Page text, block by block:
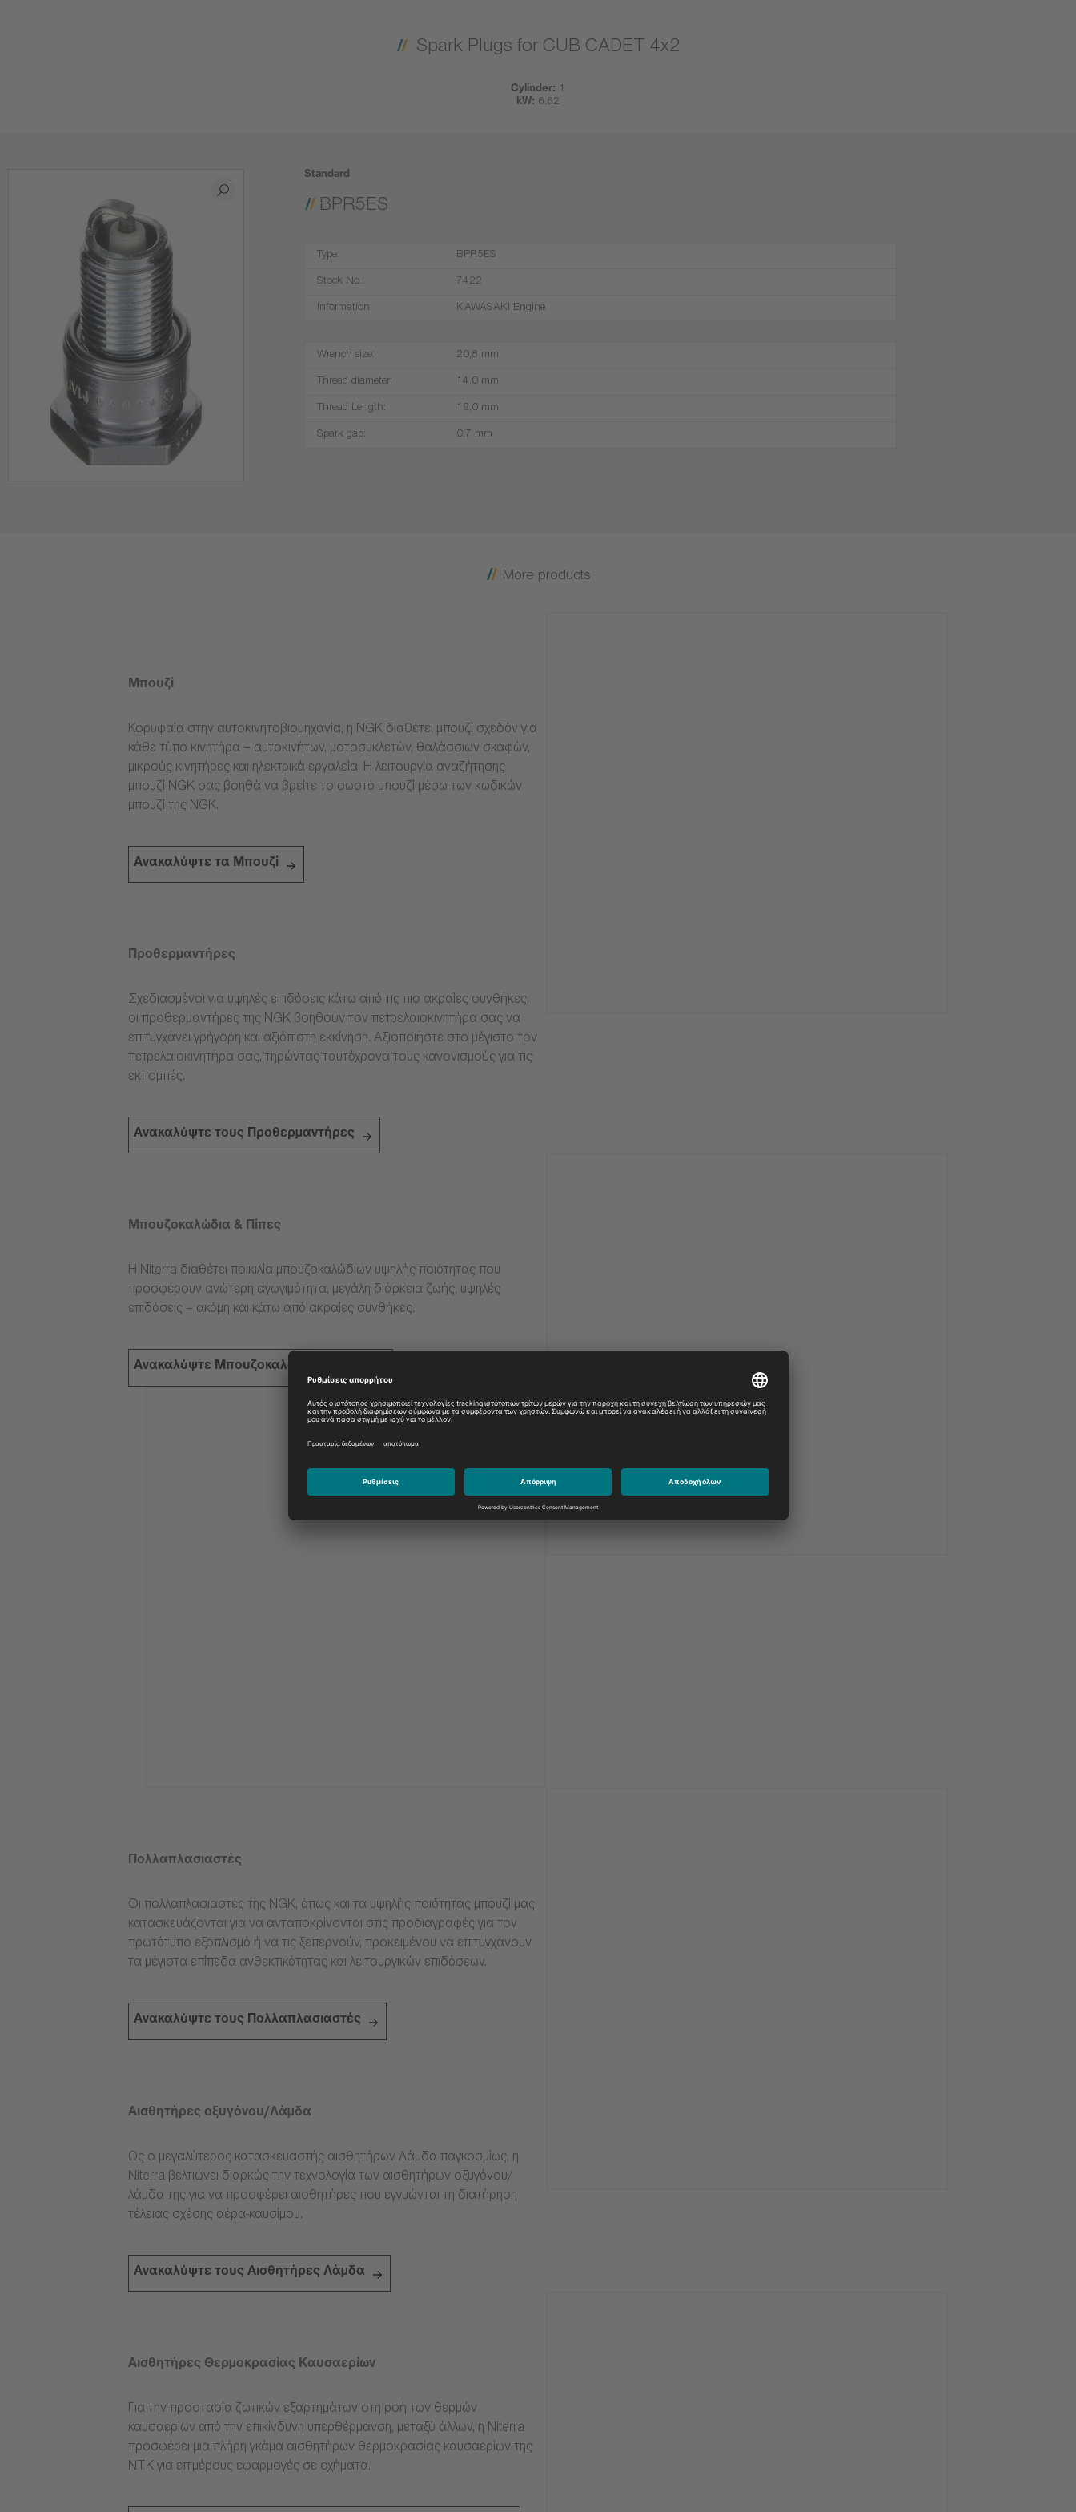
Spark Plugs for CUB CADET 4x2
Cylinder: 1
kW: 6.62
Standard
BPR5ES
Type: BPR5ES
Stock No.: 7422
Information: KAWASAKI Engine
Wrench size: 20,8 mm
Thread diameter: 14,0 mm
Thread Length: 19,0 mm
Spark gap: 0.7 mm
More products
Μπουζί
Κορυφαία στην αυτοκινητοβιομηχανία, η NGK διαθέτει μπουζί σχεδόν για
κάθε τύπο κινητήρα – αυτοκινήτων, μοτοσυκλετών, θαλάσσιων σκαφών,
μικρούς κινητήρες και ηλεκτρικά εργαλεία. Η λειτουργία αναζήτησης
μπουζί NGK σας βοηθά να βρείτε το σωστό μπουζί μέσω των κωδικών
μπουζί της NGK.
Ανακαλύψτε τα Μπουζί
Προθερμαντήρες
Σχεδιασμένοι για υψηλές επιδόσεις κάτω από τις πιο ακραίες συνθήκες,
οι προθερμαντήρες της NGK βοηθούν τον πετρελαιοκινητήρα σας να
επιτυγχάνει γρήγορη και αξιόπιστη εκκίνηση. Αξιοποιήστε στο μέγιστο τον
πετρελαιοκινητήρα σας, τηρώντας ταυτόχρονα τους κανονισμούς για τις
εκπομπές.
Ανακαλύψτε τους Προθερμαντήρες
Μπουζοκαλώδια & Πίπες
Η Niterra διαθέτει ποικιλία μπουζοκαλώδιων υψηλής ποιότητας που
προσφέρουν ανώτερη αγωγιμότητα, μεγάλη διάρκεια ζωής, υψηλές
επιδόσεις – ακόμη και κάτω από ακραίες συνθήκες.
Ανακαλύψτε Μπουζοκαλώδια & Πίπες
Πολλαπλασιαστές
Οι πολλαπλασιαστές της NGK, όπως και τα υψηλής ποιότητας μπουζί μας,
κατασκευάζονται για να ανταποκρίνονται στις προδιαγραφές για τον
πρωτότυπο εξοπλισμό ή να τις ξεπερνούν, προκειμένου να επιτυγχάνουν
τα μέγιστα επίπεδα ανθεκτικότητας και λειτουργικών επιδόσεων.
Ανακαλύψτε τους Πολλαπλασιαστές
Αισθητήρες οξυγόνου/Λάμδα
Ως ο μεγαλύτερος κατασκευαστής αισθητήρων Λάμδα παγκοσμίως, η
Niterra βελτιώνει διαρκώς την τεχνολογία των αισθητήρων οξυγόνου/
λάμδα της για να προσφέρει αισθητήρες που εγγυώνται τη διατήρηση
τέλειας σχέσης αέρα-καυσίμου.
Ανακαλύψτε τους Αισθητήρες Λάμδα
Αισθητήρες Θερμοκρασίας Καυσαερίων
Για την προστασία ζωτικών εξαρτημάτων στη ροή των θερμών
καυσαερίων από την επικίνδυνη υπερθέρμανση, μεταξύ άλλων, η Niterra
προσφέρει μια πλήρη γκάμα αισθητήρων θερμοκρασίας καυσαερίων της
NTK για επιμέρους εφαρμογές σε οχήματα.